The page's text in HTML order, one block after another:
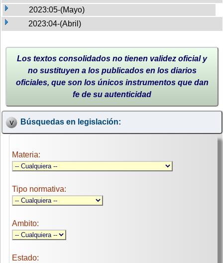
2023:05-(Mayo)
2023:04-(Abril)
Los textos consolidados no tienen validez oficial y
no sustituyen a los publicados en los diarios
oficiales, que son los únicos instrumentos que dan
fe de su autenticidad
Búsquedas en legislación:
Materia:
Tipo normativa:
Ambito:
Estado: